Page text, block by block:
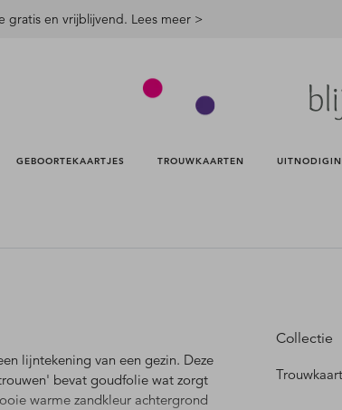
gratis en vrijblijvend. Lees meer >
GEBOORTEKAARTJES TROUWKAARTEN
lijntekening van een gezin. Deze
bevat goudfolie wat zorgt
warme zandkleur achtergrond
Collectie